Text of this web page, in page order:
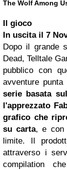
The Wolf Among
Il gioco
In uscita il 7
Dopo il grande
Dead, Telltale
pubblico con
avventure
serie basata
l'apprezzato
grafico che
su carta, e con
limite. Il
attraverso i
compilation